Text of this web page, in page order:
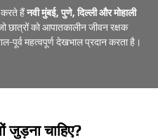
करते हैंनवी मुंबई, पुणे, दिल्ली और मोहाली
छात्रों को आपातकालीन जीवन रक्षक
पूर्व महत्वपूर्ण देखभाल प्रदान करता है।
चाहिए?